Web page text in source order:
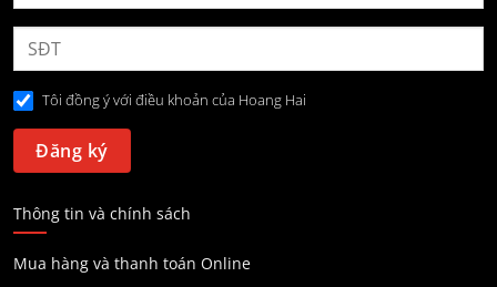
Tôi đồng ý với điều khoản của Hoang Hai
Thông tin và chính sách
Mua hàng và thanh toán Online